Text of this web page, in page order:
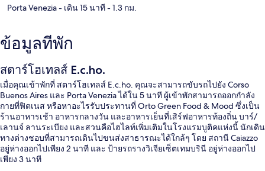
Porta Venezia- เดิน 15 นาที- 1.3 กม.
ข้อมูลที่พัก
สตาร์โฮเทลส์ E.c.ho.
เมื่อคุณเข้าพักที่ สตาร์โฮเทลส์ E.c.ho. คุณจะสามารถขับรถไปยัง Corso
Buenos Aires และ Porta Venezia ได้ใน 5 นาที ผู้เข้าพักสามารถออกกำลัง
กายที่ฟิตเนส หรือหาอะไรรับประทานที่ Orto Green Food & Mood ซึ่งเป็น
ร้านอาหารเช้า อาหารกลางวัน และอาหารเย็นที่เสิร์ฟอาหารท้องถิ่น บาร์/
เลานจ์ ลานระเบียง และสวนคือไฮไลท์เพิ่มเติมในโรงแรมบูติคแห่งนี้ นักเดิน
ทางต่างชอบที่สามารถเดินไปขนส่งสาธารณะได้ใกล้ๆ โดย สถานี Caiazzo
อยู่ห่างออกไปเพียง 2 นาที และ ป้ายรถรางวิเจียเซ็ตเทมบรินี อยู่ห่างออกไป
เพียง 3 นาที